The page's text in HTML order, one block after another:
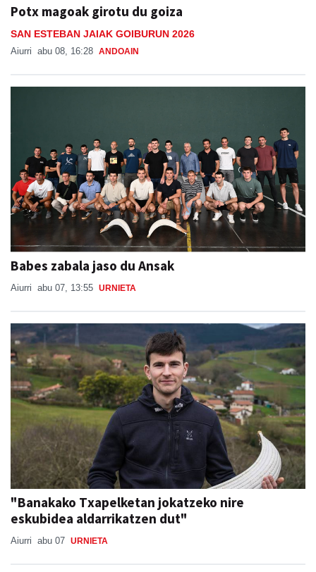
Potx magoak girotu du goiza
SAN ESTEBAN JAIAK GOIBURUN 2026
Aiurri abu 08, 16:28 ANDOAIN
Babes zabala jaso du Ansak
Aiurri abu 07, 13:55 URNIETA
"Banakako Txapelketan jokatzeko nire
eskubidea aldarrikatzen dut"
Aiurri abu 07 URNIETA